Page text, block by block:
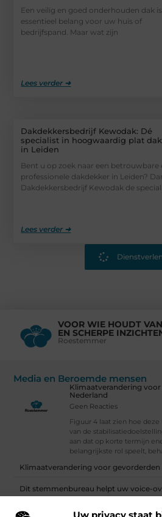
Uw privacy staat
Een veilig en goed onderhouden dak
essentieel belang voor uw huis of
bedrijfspand. Maar wat zijn
Lees verder ➜
Dakdekkersbedrijf Kewodak: Dé
specialist in hoogwaardig plat
in Leiden
Bent u op zoek naar een betrouwbare
professionele dakdekker in Leiden?
Dakdekkersbedrijf Kewodak de
Lees verder ➜
VOOR WIE HOUDT VAN
EN SCHERPE
Roestemmer
Media en Beroemde mensen
Klimaatverandering
Nederland
Geen Reacties
Figuur 4 laat zien hoe
van de
aan dat op korte termijn
belangrijkste rol speelt,
Klimaatverandering voor gevorderden
Dit stemmenbureau helpt uw voice-